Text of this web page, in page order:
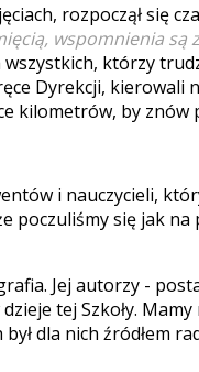
rozpoczął się
wspomnienia są
którzy
Dyrekcji, kierowali
kilometrów, by
i nauczycieli,
poczuliśmy się jak
Jej autorzy -
tej Szkoły.
dla nich źródłem